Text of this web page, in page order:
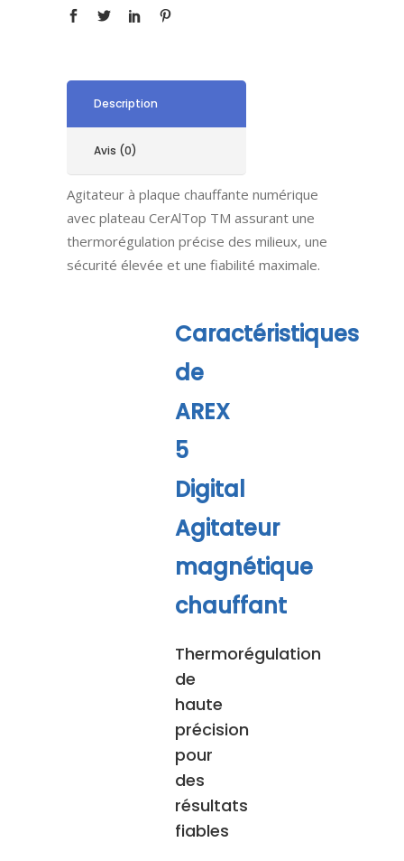
Description
Avis (0)
Agitateur à plaque chauffante numérique
avec plateau CerAlTop TM assurant une
thermorégulation précise des milieux, une
sécurité élevée et une fiabilité maximale.
Caractéristiques
de
AREX
5
Digital
Agitateur
magnétique
chauffant
Thermorégulation
de
haute
précision
pour
des
résultats
fiables